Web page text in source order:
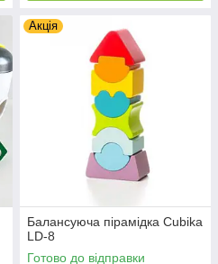
Акція
Балансуюча пірамідка Cubika
LD-8
Готово до відправки